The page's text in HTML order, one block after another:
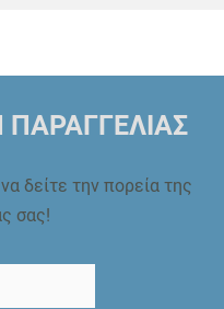
δείτε την πορεία της
σας!